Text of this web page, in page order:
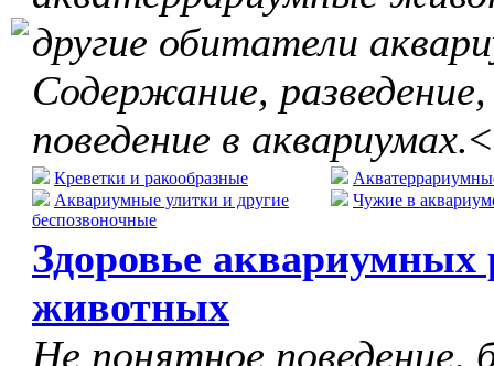
другие обитатели
Содержание, разведение,
поведение в аквариумах.<
Креветки и ракообразные
Аквариумные улитки и другие
беспозвоночные
Чужие в
Здоровье
животных
Не понятное поведение,